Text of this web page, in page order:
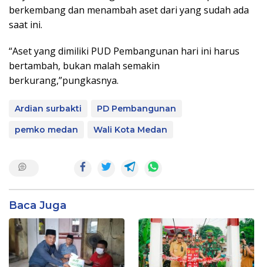
berkembang dan menambah aset dari yang sudah ada
saat ini.
“Aset yang dimiliki PUD Pembangunan hari ini harus
bertambah, bukan malah semakin
berkurang,”pungkasnya.
Ardian surbakti
PD Pembangunan
pemko medan
Wali Kota Medan
Baca Juga